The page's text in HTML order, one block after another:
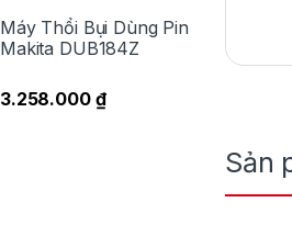
Sản
Máy Thổi Bụi Dùng Pin
Makita DUB184Z
3.258.000 ₫